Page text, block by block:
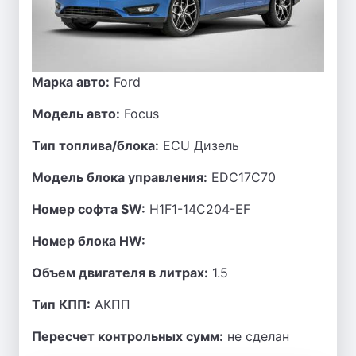
Марка авто: Ford
Модель авто: Focus
Тип топлива/блока: ECU Дизель
Модель блока управления: EDC17C70
Номер софта SW: H1F1-14C204-EF
Номер блока HW:
Объем двигателя в литрах: 1.5
Тип КПП: АКПП
Пересчет контрольных сумм: не сделан